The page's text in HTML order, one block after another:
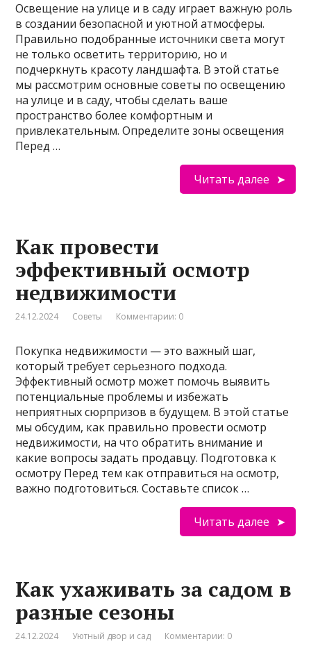
Освещение на улице и в саду играет важную роль
в создании безопасной и уютной атмосферы.
Правильно подобранные источники света могут
не только осветить территорию, но и
подчеркнуть красоту ландшафта. В этой статье
мы рассмотрим основные советы по освещению
на улице и в саду, чтобы сделать ваше
пространство более комфортным и
привлекательным. Определите зоны освещения
Перед …
Читать далее
Как провести
эффективный осмотр
недвижимости
24.12.2024 Советы Комментарии: 0
Покупка недвижимости — это важный шаг,
который требует серьезного подхода.
Эффективный осмотр может помочь выявить
потенциальные проблемы и избежать
неприятных сюрпризов в будущем. В этой статье
мы обсудим, как правильно провести осмотр
недвижимости, на что обратить внимание и
какие вопросы задать продавцу. Подготовка к
осмотру Перед тем как отправиться на осмотр,
важно подготовиться. Составьте список …
Читать далее
Как ухаживать за садом в
разные сезоны
24.12.2024 Уютный двор и сад Комментарии: 0